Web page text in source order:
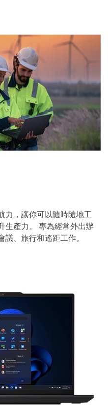
力，讓你可以隨時隨地工
生產力。 專為經常外出辦
、旅行和遙距工作。